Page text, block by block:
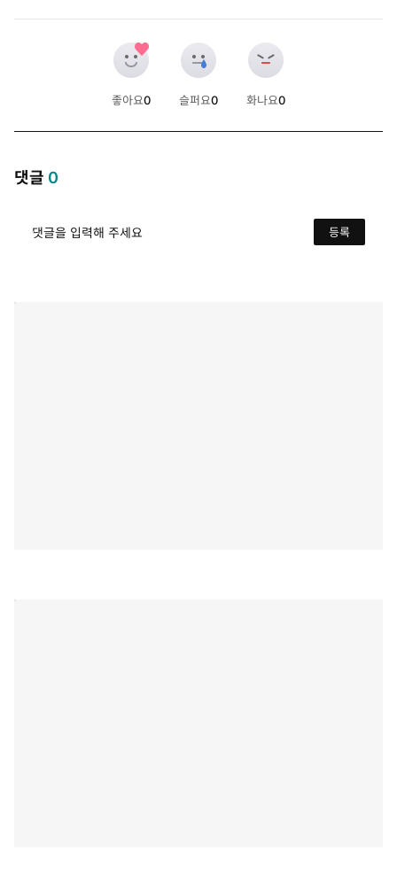
좋아요0
슬퍼요0
화나요0
댓글 0
댓글을 입력해 주세요 등록